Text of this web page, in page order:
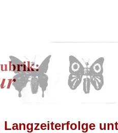
Langzeiterfolge